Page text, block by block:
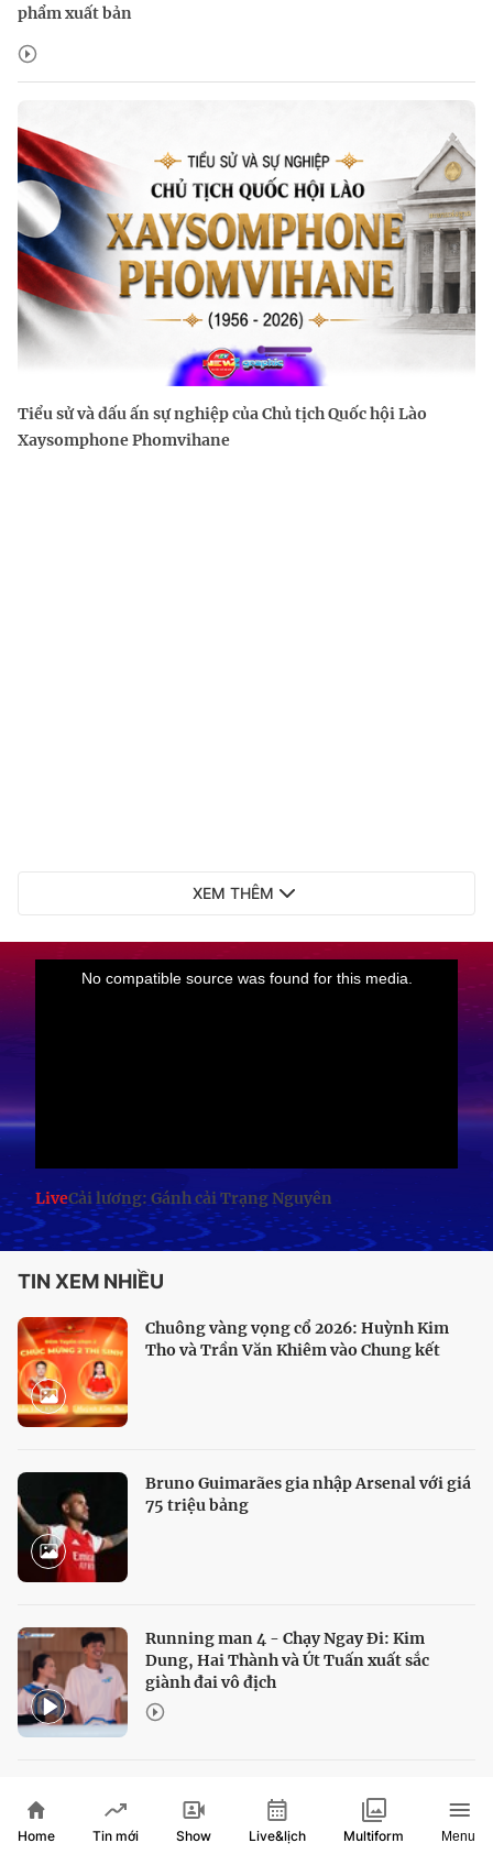
phẩm xuất bản
Tiểu sử và dấu ấn sự nghiệp của Chủ tịch Quốc hội Lào
Xaysomphone Phomvihane
XEM THÊM
LiveCải lương: Gánh cải Trạng Nguyên
TIN XEM NHIỀU
Chuông vàng vọng cổ 2026: Huỳnh Kim
Tho và Trần Văn Khiêm vào Chung kết
Bruno Guimarães gia nhập Arsenal với giá
75 triệu bảng
Running man 4 - Chạy Ngay Đi: Kim
Dung, Hai Thành và Út Tuấn xuất sắc
giành đai vô địch
Algeria và Morocco giành vé dự World Cup
nữ 2027
Home Tin mới Show Live&lịch Multiform Menu